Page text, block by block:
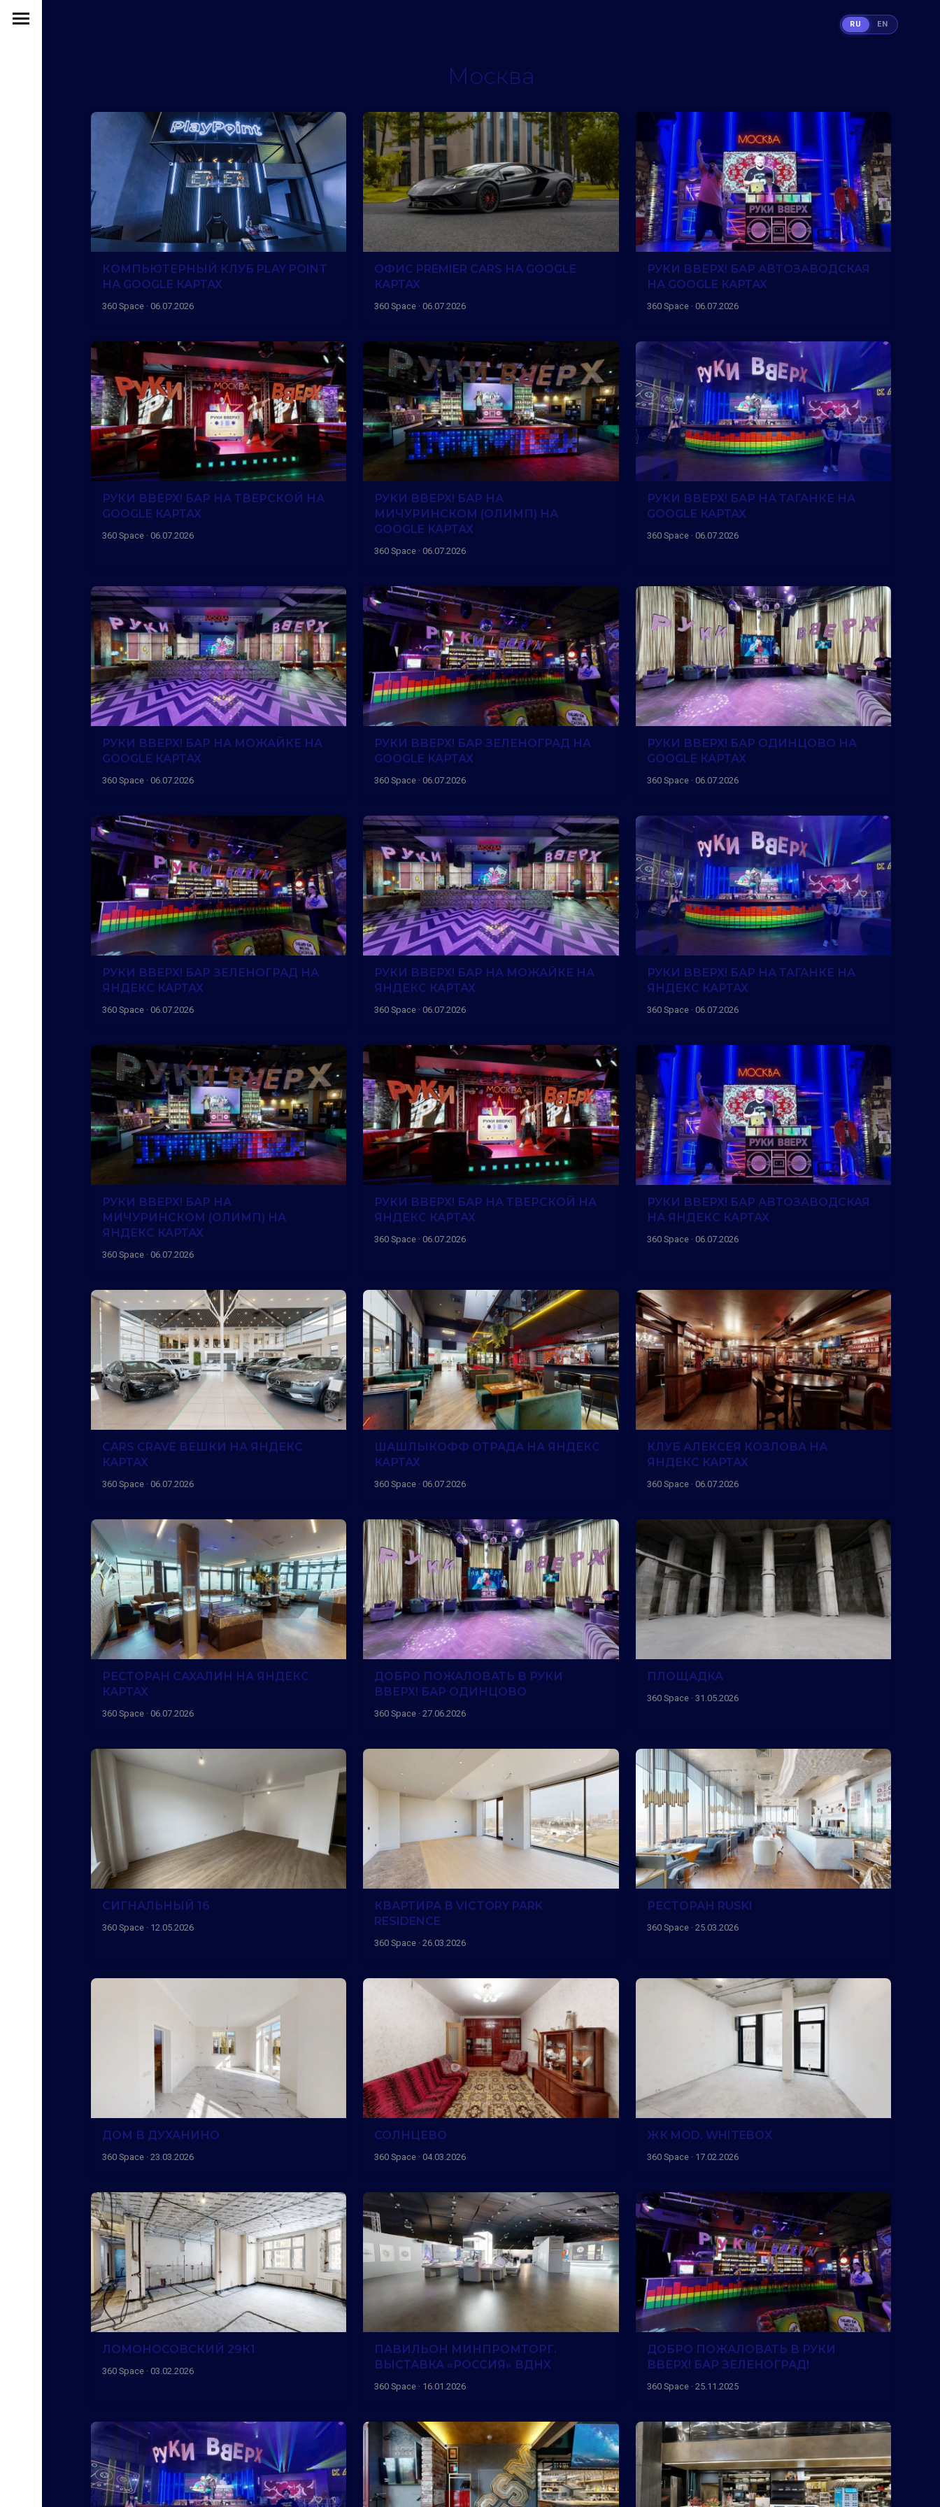
Москва
КОМПЬЮТЕРНЫЙ КЛУБ PLAY POINT
НА GOOGLE КАРТАХ
360 Space · 06.07.2026
ОФИС PREMIER CARS НА GOOGLE
КАРТАХ
360 Space · 06.07.2026
РУКИ ВВЕРХ! БАР АВТОЗАВОДСКАЯ
НА GOOGLE КАРТАХ
360 Space · 06.07.2026
РУКИ ВВЕРХ! БАР НА ТВЕРСКОЙ НА
GOOGLE КАРТАХ
360 Space · 06.07.2026
РУКИ ВВЕРХ! БАР НА
МИЧУРИНСКОМ (ОЛИМП) НА
GOOGLE КАРТАХ
360 Space · 06.07.2026
РУКИ ВВЕРХ! БАР НА ТАГАНКЕ НА
GOOGLE КАРТАХ
360 Space · 06.07.2026
РУКИ ВВЕРХ! БАР НА МОЖАЙКЕ НА
GOOGLE КАРТАХ
360 Space · 06.07.2026
РУКИ ВВЕРХ! БАР ЗЕЛЕНОГРАД НА
GOOGLE КАРТАХ
360 Space · 06.07.2026
РУКИ ВВЕРХ! БАР ОДИНЦОВО НА
GOOGLE КАРТАХ
360 Space · 06.07.2026
РУКИ ВВЕРХ! БАР ЗЕЛЕНОГРАД НА
ЯНДЕКС КАРТАХ
360 Space · 06.07.2026
РУКИ ВВЕРХ! БАР НА МОЖАЙКЕ НА
ЯНДЕКС КАРТАХ
360 Space · 06.07.2026
РУКИ ВВЕРХ! БАР НА ТАГАНКЕ НА
ЯНДЕКС КАРТАХ
360 Space · 06.07.2026
РУКИ ВВЕРХ! БАР НА
МИЧУРИНСКОМ (ОЛИМП) НА
ЯНДЕКС КАРТАХ
360 Space · 06.07.2026
РУКИ ВВЕРХ! БАР НА ТВЕРСКОЙ НА
ЯНДЕКС КАРТАХ
360 Space · 06.07.2026
РУКИ ВВЕРХ! БАР АВТОЗАВОДСКАЯ
НА ЯНДЕКС КАРТАХ
360 Space · 06.07.2026
CARS CRAVE ВЕШКИ НА ЯНДЕКС
КАРТАХ
360 Space · 06.07.2026
ШАШЛЫКОФФ ОТРАДА НА ЯНДЕКС
КАРТАХ
360 Space · 06.07.2026
КЛУБ АЛЕКСЕЯ КОЗЛОВА НА
ЯНДЕКС КАРТАХ
360 Space · 06.07.2026
РЕСТОРАН САХАЛИН НА ЯНДЕКС
КАРТАХ
360 Space · 06.07.2026
ДОБРО ПОЖАЛОВАТЬ В РУКИ
ВВЕРХ! БАР ОДИНЦОВО
360 Space · 27.06.2026
ПЛОЩАДКА
360 Space · 31.05.2026
СИГНАЛЬНЫЙ 16
360 Space · 12.05.2026
КВАРТИРА В VICTORY PARK
RESIDENCE
360 Space · 26.03.2026
РЕСТОРАН RUSKI
360 Space · 25.03.2026
ДОМ В ДУХАНИНО
360 Space · 23.03.2026
СОЛНЦЕВО
360 Space · 04.03.2026
ЖК MOD. WHITEBOX
360 Space · 17.02.2026
ЛОМОНОСОВСКИЙ 29К1
360 Space · 03.02.2026
ПАВИЛЬОН МИНПРОМТОРГ.
ВЫСТАВКА «РОССИЯ» ВДНХ
360 Space · 16.01.2026
ДОБРО ПОЖАЛОВАТЬ В РУКИ
ВВЕРХ! БАР ЗЕЛЕНОГРАД!
360 Space · 25.11.2025
RU EN